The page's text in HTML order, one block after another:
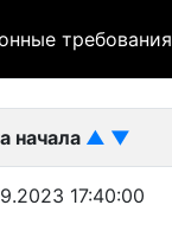
требования
начала ▲ ▼
17:40:00